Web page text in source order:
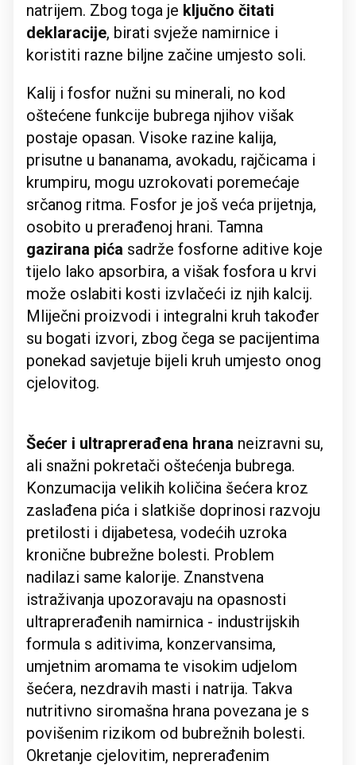
natrijem. Zbog toga je ključno čitati
deklaracije, birati svježe namirnice i
koristiti razne biljne začine umjesto soli.
Kalij i fosfor nužni su minerali, no kod
oštećene funkcije bubrega njihov višak
postaje opasan. Visoke razine kalija,
prisutne u bananama, avokadu, rajčicama i
krumpiru, mogu uzrokovati poremećaje
srčanog ritma. Fosfor je još veća prijetnja,
osobito u prerađenoj hrani. Tamna
gazirana pića sadrže fosforne aditive koje
tijelo lako apsorbira, a višak fosfora u krvi
može oslabiti kosti izvlačeći iz njih kalcij.
Mliječni proizvodi i integralni kruh također
su bogati izvori, zbog čega se pacijentima
ponekad savjetuje bijeli kruh umjesto onog
cjelovitog.
Šećer i ultraprerađena hrana neizravni su,
ali snažni pokretači oštećenja bubrega.
Konzumacija velikih količina šećera kroz
zaslađena pića i slatkiše doprinosi razvoju
pretilosti i dijabetesa, vodećih uzroka
kronične bubrežne bolesti. Problem
nadilazi same kalorije. Znanstvena
istraživanja upozoravaju na opasnosti
ultraprerađenih namirnica - industrijskih
formula s aditivima, konzervansima,
umjetnim aromama te visokim udjelom
šećera, nezdravih masti i natrija. Takva
nutritivno siromašna hrana povezana je s
povišenim rizikom od bubrežnih bolesti.
Okretanje cjelovitim, neprerađenim